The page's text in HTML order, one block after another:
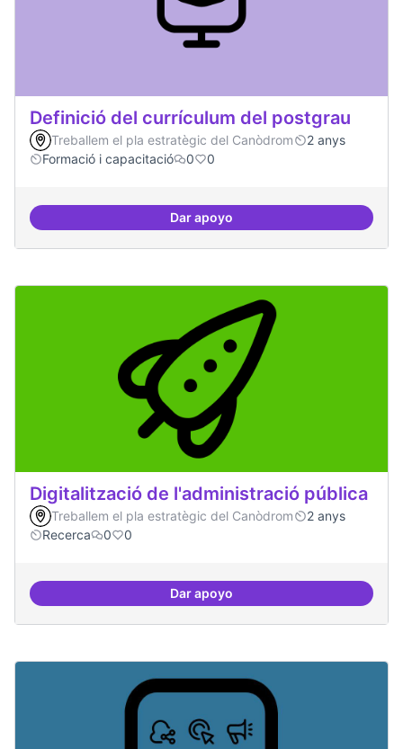
Definició del currículum del postgrau
Treballem el pla estratègic del Canòdrom
2 anys
Formació i capacitació
0 0
Dar apoyoDefinició del currículum del
Digitalització de l'administració pública
Treballem el pla estratègic del Canòdrom
2 anys
Recerca
0 0
Dar apoyoDigitalització de l'administració